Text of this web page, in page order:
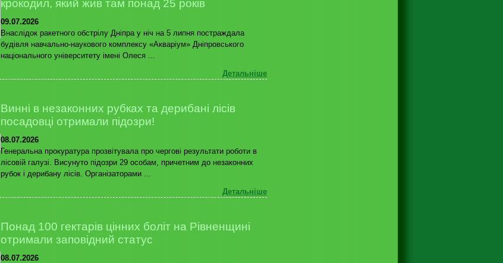
крокодил, який жив там понад 25 років
09.07.2026
Внаслідок ракетного обстрілу Дніпра у ніч на 5 липня постраждала
будівля навчально-наукового комплексу «Акваріум» Дніпровського
національного університету імені Олеся ...
Детальніше
Винні в незаконних рубках та дерибані лісів
посадовці отримали підозри!
08.07.2026
Генеральна прокуратура прозвітувала про чергові результати роботи в
лісовій галузі. Висунуто підозри 29 особам, причетним до незаконних
рубок і дерибану лісів. Організаторами ...
Детальніше
Понад 100 гектарів цінних боліт на Рівненщині
отримали заповідний статус
08.07.2026